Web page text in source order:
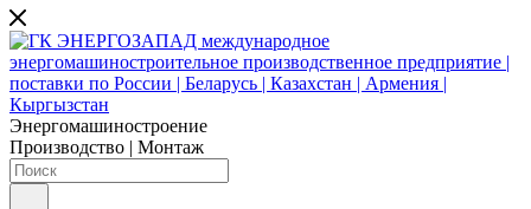
Энергомашиностроение
Производство | Монтаж